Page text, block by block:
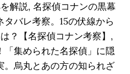
解説, 名探偵コナンの黒幕
タバレ考察。15の伏線から
？【名探偵コナン考察】,
「集められた名探偵」に隠
。烏丸とあの方の知られざ